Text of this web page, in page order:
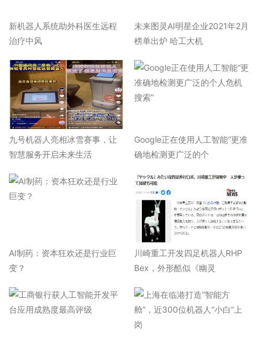
新机器人系统助外科医生远程
治疗中风
未来图灵AI明星企业2021年2月
榜单出炉 哈工大机
九号机器人亮相冰雪赛事，让
智慧服务开启未来生活
Google正在使用人工智能“更准
确地检测更广泛的个
AI制药：资本狂欢还是行业巨
变？
川崎重工开发四足机器人RHP
Bex，外形酷似《幽灵